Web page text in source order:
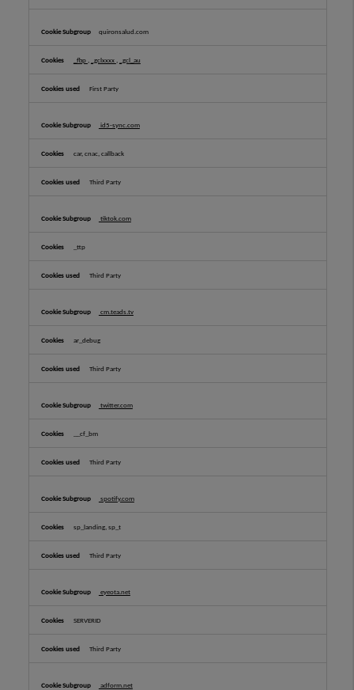
quironsalud.com
_fbp _gclxxxx _gcl_au
First Party
id5-sync.com
car, cnac, callback
Third Party
tiktok.com
_ttp
Third Party
cm.teads.tv
ar_debug
Third Party
twitter.com
__cf_bm
Third Party
spotify.com
sp_landing, sp_t
Third Party
eyeota.net
SERVERID
Third Party
adform.net